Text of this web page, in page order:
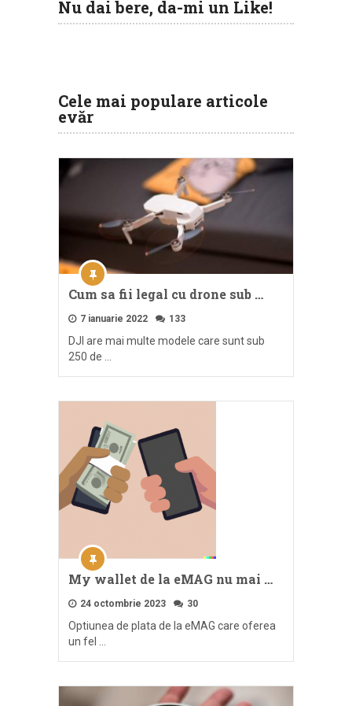
Nu dai bere, da-mi un Like!
Cele mai populare articole
evăr
Cum sa fii legal cu drone sub …
7 ianuarie 2022 133
DJI are mai multe modele care sunt sub
250 de …
My wallet de la eMAG nu mai …
24 octombrie 2023 30
Optiunea de plata de la eMAG care oferea
un fel …